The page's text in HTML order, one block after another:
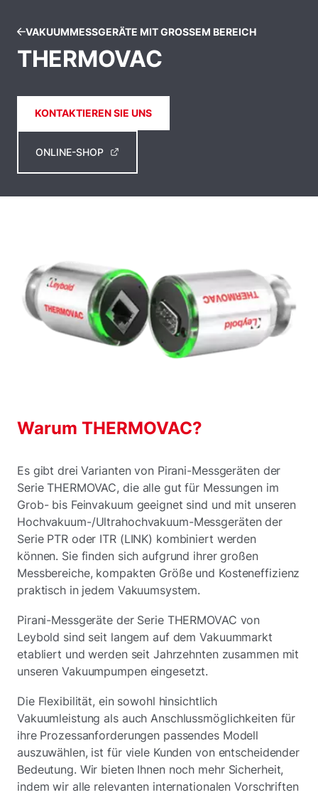
VAKUUMMESSGERÄTE MIT GROSSEM BEREICH
THERMOVAC
KONTAKTIEREN SIE UNS
ONLINE-SHOP
Warum THERMOVAC?
Es gibt drei Varianten von Pirani-Messgeräten der
Serie THERMOVAC, die alle gut für Messungen im
Grob- bis Feinvakuum geeignet sind und mit unseren
Hochvakuum-/Ultrahochvakuum-Messgeräten der
Serie PTR oder ITR (LINK) kombiniert werden
können. Sie finden sich aufgrund ihrer großen
Messbereiche, kompakten Größe und Kosteneffizienz
praktisch in jedem Vakuumsystem.
Pirani-Messgeräte der Serie THERMOVAC von
Leybold sind seit langem auf dem Vakuummarkt
etabliert und werden seit Jahrzehnten zusammen mit
unseren Vakuumpumpen eingesetzt.
Die Flexibilität, ein sowohl hinsichtlich
Vakuumleistung als auch Anschlussmöglichkeiten für
ihre Prozessanforderungen passendes Modell
auszuwählen, ist für viele Kunden von entscheidender
Bedeutung. Wir bieten Ihnen noch mehr Sicherheit,
indem wir alle relevanten internationalen Vorschriften